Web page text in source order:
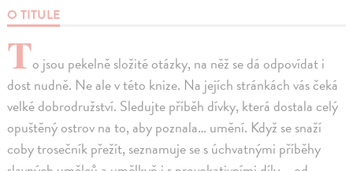
O TITULE
To jsou pekelně složité otázky, na něž se dá odpovídat i
dost nudně. Ne ale v této knize. Na jejích stránkách vás čeká
velké dobrodružství. Sledujte příběh dívky, která dostala celý
opuštěný ostrov na to, aby poznala… umění. Když se snaží
coby trosečník přežít, seznamuje se s úchvatnými příběhy